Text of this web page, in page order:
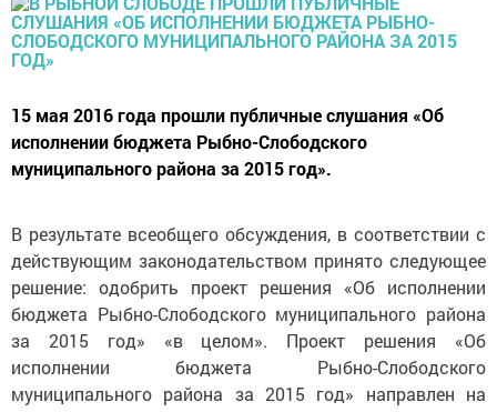
15 мая 2016 года прошли публичные слушания «Об
исполнении бюджета Рыбно-Слободского
муниципального района за 2015 год».
В результате всеобщего обсуждения, в соответствии с
действующим законодательством принято следующее
решение: одобрить проект решения «Об исполнении
бюджета Рыбно-Слободского муниципального района
за 2015 год» «в целом». Проект решения «Об
исполнении бюджета Рыбно-Слободского
муниципального района за 2015 год» направлен на